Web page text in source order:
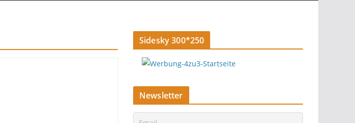
Sidesky 300*250
Newsletter